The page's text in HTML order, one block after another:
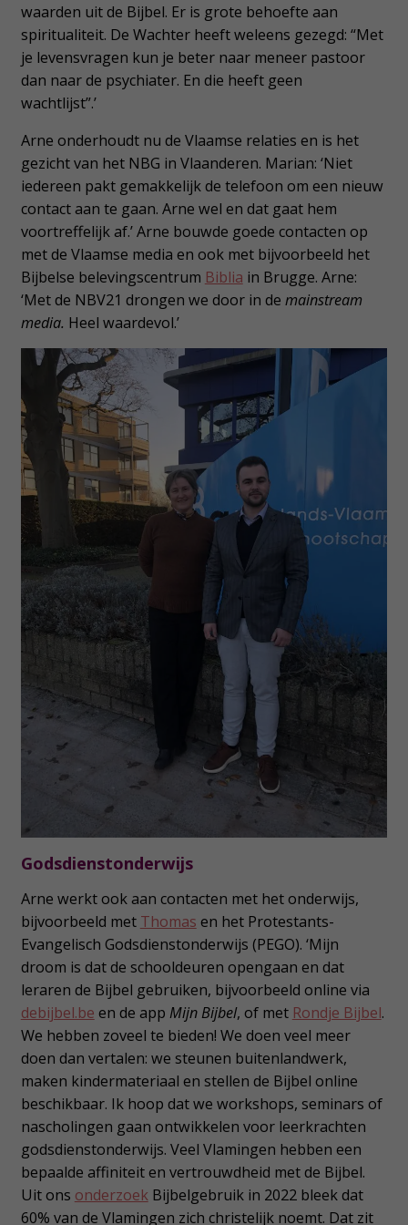
waarden uit de Bijbel. Er is grote behoefte aan
spiritualiteit. De Wachter heeft weleens gezegd: “Met
je levensvragen kun je beter naar meneer pastoor
dan naar de psychiater. En die heeft geen
wachtlijst”.’
Arne onderhoudt nu de Vlaamse relaties en is het
gezicht van het NBG in Vlaanderen. Marian: ‘Niet
iedereen pakt gemakkelijk de telefoon om een nieuw
contact aan te gaan. Arne wel en dat gaat hem
voortreffelijk af.’ Arne bouwde goede contacten op
met de Vlaamse media en ook met bijvoorbeeld het
Bijbelse belevingscentrum Biblia in Brugge. Arne:
‘Met de NBV21 drongen we door in de mainstream
media. Heel waardevol.’
Godsdienstonderwijs
Arne werkt ook aan contacten met het onderwijs,
bijvoorbeeld met Thomas en het Protestants-
Evangelisch Godsdienstonderwijs (PEGO). ‘Mijn
droom is dat de schooldeuren opengaan en dat
leraren de Bijbel gebruiken, bijvoorbeeld online via
debijbel.be en de app Mijn Bijbel, of met Rondje Bijbel.
We hebben zoveel te bieden! We doen veel meer
doen dan vertalen: we steunen buitenlandwerk,
maken kindermateriaal en stellen de Bijbel online
beschikbaar. Ik hoop dat we workshops, seminars of
nascholingen gaan ontwikkelen voor leerkrachten
godsdienstonderwijs. Veel Vlamingen hebben een
bepaalde affiniteit en vertrouwdheid met de Bijbel.
Uit ons onderzoekBijbelgebruik in 2022 bleek dat
60% van de Vlamingen zich christelijk noemt. Dat zit